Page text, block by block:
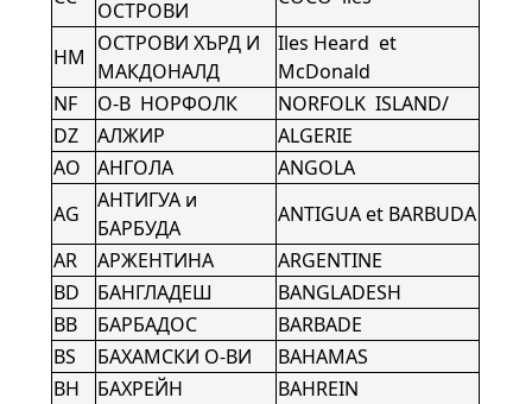
ОСТРОВИ
HM
ОСТРОВИ ХЪРД И
МАКДОНАЛД
Iles Heard et
McDonald
NF
О-В НОРФОЛК
NORFOLK ISLAND/
DZ
АЛЖИР
ALGERIE
AO
АНГОЛА
ANGOLA
AG
АНТИГУА и
БАРБУДА
ANTIGUA et BARBUDA
AR
АРЖЕНТИНА
ARGENTINE
BD
БАНГЛАДЕШ
BANGLADESH
BB
БАРБАДОС
BARBADE
BS
БАХАМСКИ О-ВИ
BAHAMAS
BH
БАХРЕЙН
BAHREIN